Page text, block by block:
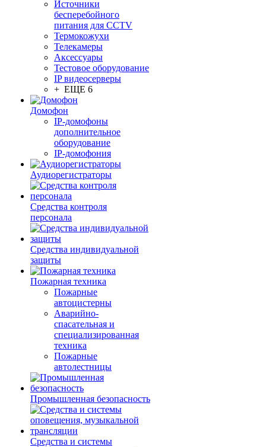
Источники
бесперебойного
питания для CCTV
Термокожухи
Телекамеры
Аксессуары
Тестовое оборудование
IP видеосерверы
+ ЕЩЕ 6
Домофон
IP-домофоны
дополнительное
оборудование
IP-домофония
Аудиорегистраторы
Средства контроля
персонала
Средства индивидуальной
защиты
Пожарная техника
Пожарные
автоцистерны
Аварийно-
спасательная и
специализированная
техника
Пожарные
автолестницы
Промышленная безопасность
Средства и системы